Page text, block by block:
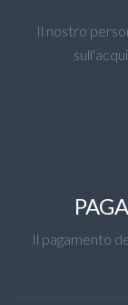
Il nostro
Il pagamento